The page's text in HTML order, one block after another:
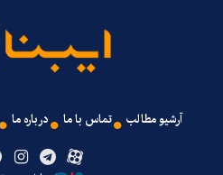
آرشیو مطالب تماس با ما درباره ما